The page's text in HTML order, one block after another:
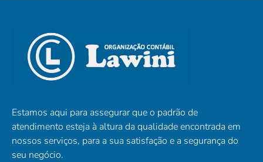
Estamos aqui para assegurar que o padrão de
atendimento esteja à altura da qualidade encontrada em
nossos serviços, para a sua satisfação e a segurança do
seu negócio.